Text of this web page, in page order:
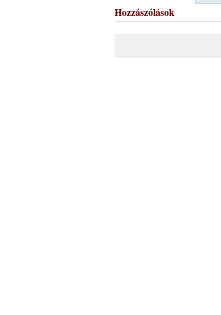
Hozzászólások